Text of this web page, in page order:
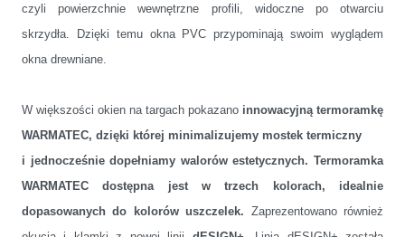
czyli powierzchnie wewnętrzne profili, widoczne po otwarciu
skrzydła. Dzięki temu okna PVC przypominają swoim wyglądem
okna drewniane.
W większości okien na targach pokazano innowacyjną termoramkę
WARMATEC, dzięki której minimalizujemy mostek termiczny
i jednocześnie dopełniamy walorów estetycznych. Termoramka
WARMATEC dostępna jest w trzech kolorach, idealnie
dopasowanych do kolorów uszczelek. Zaprezentowano również